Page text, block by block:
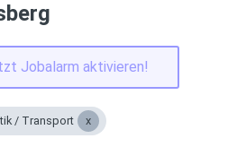
Jobalarm aktivieren!
/ Transport